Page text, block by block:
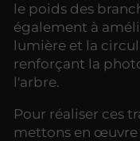
le poids des
également à
lumière et la
renforçant la
l'arbre.
Pour réaliser ces
mettons en